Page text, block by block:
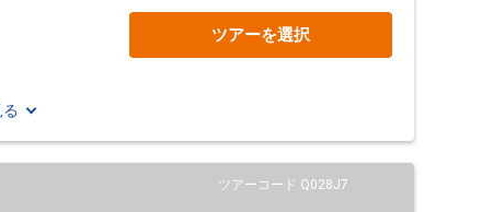
ツアーを選択
ツアーコード Q028J7